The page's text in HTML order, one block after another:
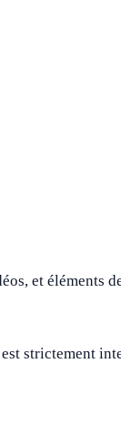
et éléments
strictement